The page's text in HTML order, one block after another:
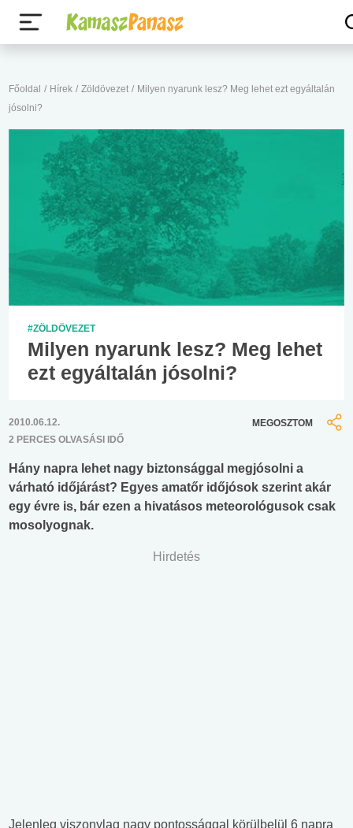
Főoldal / Hírek / Zöldövezet / Milyen nyarunk lesz? Meg lehet ezt egyáltalán
jósolni?
#ZÖLDÖVEZET
Milyen nyarunk lesz? Meg lehet
ezt egyáltalán jósolni?
2010.06.12.
2 PERCES OLVASÁSI IDŐ
MEGOSZTOM
Hány napra lehet nagy biztonsággal megjósolni a
várható időjárást? Egyes amatőr időjósok szerint akár
egy évre is, bár ezen a hivatásos meteorológusok csak
mosolyognak.
Hirdetés
Jelenleg viszonylag nagy pontossággal körülbelül 6 napra